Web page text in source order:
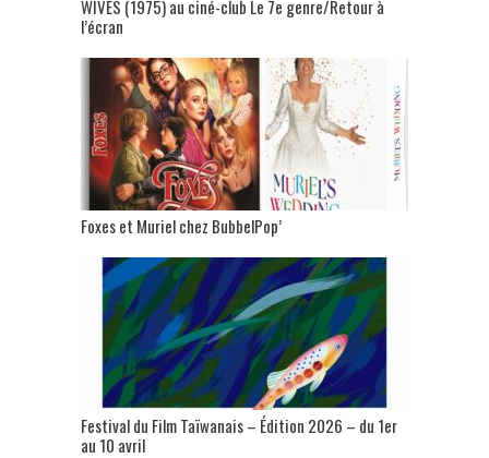
WIVES (1975) au ciné-club Le 7e genre/Retour à
l’écran
Foxes et Muriel chez BubbelPop’
Festival du Film Taïwanais – Édition 2026 – du 1er
au 10 avril